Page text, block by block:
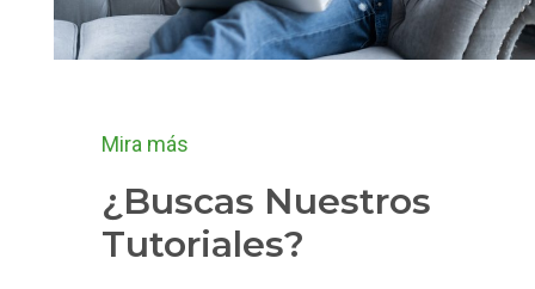
Mira más
¿Buscas Nuestros
Tutoriales?